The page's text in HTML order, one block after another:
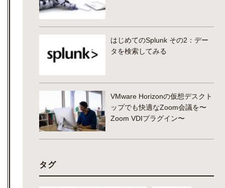
はじめてのSplunk その2：デー
タを検索してみる
VMware Horizonの仮想デスクト
ップでも快適なZoom会議を〜
Zoom VDIプラグイン〜
タグ